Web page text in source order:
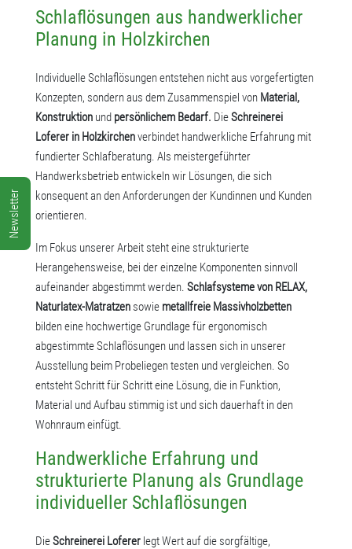
Schlaflösungen aus handwerklicher
Planung in Holzkirchen
Individuelle Schlaflösungen entstehen nicht aus vorgefertigten
Konzepten, sondern aus dem Zusammenspiel von Material,
Konstruktion undpersönlichem Bedarf. DieSchreinerei
Loferer in Holzkirchenverbindet handwerkliche Erfahrung mit
fundierter Schlafberatung. Als meistergeführter
Handwerksbetrieb entwickeln wir Lösungen, die sich
konsequent an den Anforderungen der Kundinnen und Kunden
orientieren.
Im Fokus unserer Arbeit steht eine strukturierte
Herangehensweise, bei der einzelne Komponenten sinnvoll
aufeinander abgestimmt werden. Schlafsysteme von RELAX,
Naturlatex-Matratzen sowiemetallfreie Massivholzbetten
bilden eine hochwertige Grundlage für ergonomisch
abgestimmte Schlaflösungen und lassen sich in unserer
Ausstellung beim Probeliegen testen und vergleichen. So
entsteht Schritt für Schritt eine Lösung, die in Funktion,
Material und Aufbau stimmig ist und sich dauerhaft in den
Wohnraum einfügt.
Handwerkliche Erfahrung und
strukturierte Planung als Grundlage
individueller Schlaflösungen
DieSchreinerei Lofererlegt Wert auf die sorgfältige,
Newsletter